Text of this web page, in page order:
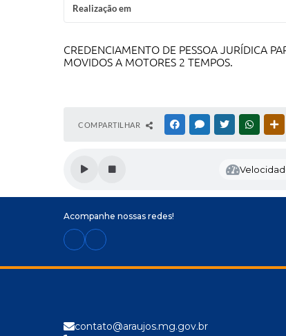
Realização em
CREDENCIAMENTO DE PESSOA JURÍDICA
MOVIDOS A MOTORES 2 TEMPOS.
COMPARTILHAR FACEBOOKMESSENGER
TWITTER
Acompanhe nossas redes!
contato@araujos.mg.gov.br